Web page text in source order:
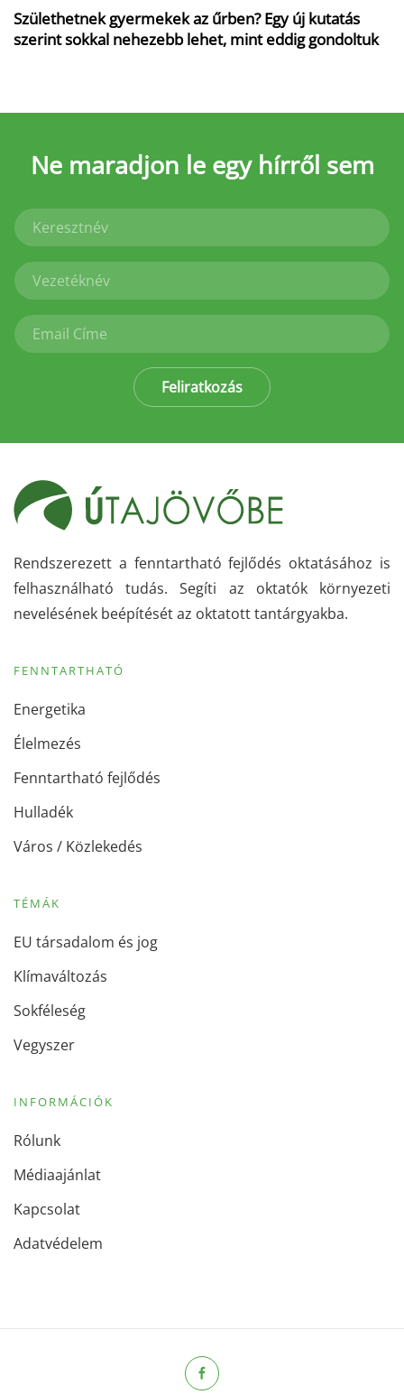
Születhetnek gyermekek az űrben? Egy új kutatás
szerint sokkal nehezebb lehet, mint eddig gondoltuk
Ne maradjon le egy hírről sem
Feliratkozás
Rendszerezett a fenntartható fejlődés oktatásához is
felhasználható tudás. Segíti az oktatók környezeti
nevelésének beépítését az oktatott tantárgyakba.
FENNTARTHATÓ
Energetika
Élelmezés
Fenntartható fejlődés
Hulladék
Város / Közlekedés
TÉMÁK
EU társadalom és jog
Klímaváltozás
Sokféleség
Vegyszer
INFORMÁCIÓK
Rólunk
Médiaajánlat
Kapcsolat
Adatvédelem